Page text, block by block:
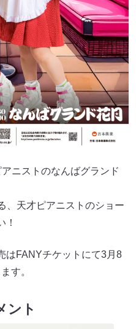
ニストのなんばグランド
、天才ピアニストのショー
！
はFANYチケットにて3月8
す。
ント